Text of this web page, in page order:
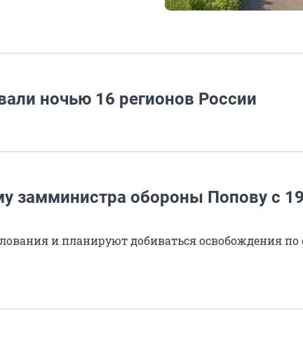
ночью 16 регионов России
замминистра обороны Попову с
и планируют добиваться освобождения по